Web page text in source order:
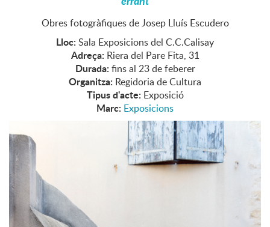
Obres fotogràfiques de Josep Lluís Escudero
Lloc: Sala Exposicions del C.C.Calisay
Adreça: Riera del Pare Fita, 31
Durada: fins al 23 de feberer
Organitza: Regidoria de Cultura
Tipus d'acte: Exposició
Marc: Exposicions